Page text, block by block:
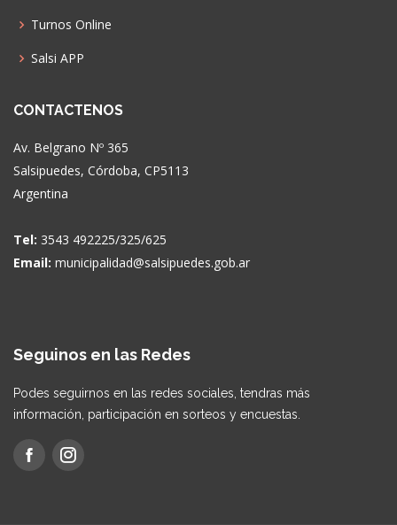
Turnos Online
Salsi APP
CONTACTENOS
Av. Belgrano Nº 365
Salsipuedes, Córdoba, CP5113
Argentina
Tel: 3543 492225/325/625
Email: municipalidad@salsipuedes.gob.ar
Seguinos en las Redes
Podes seguirnos en las redes sociales, tendras más
información, participación en sorteos y encuestas.